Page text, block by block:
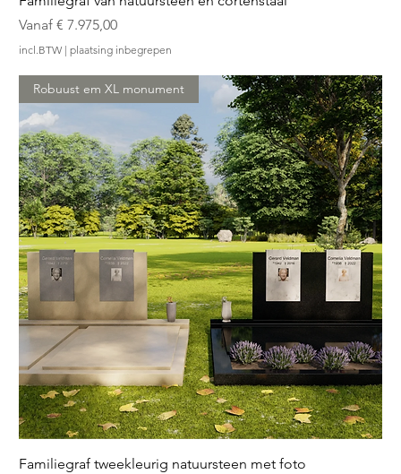
Vanaf € 7.975,00
Verkoopprijs
incl.BTW | plaatsing inbegrepen
Robuust em XL monument
Familiegraf tweekleurig natuursteen met foto